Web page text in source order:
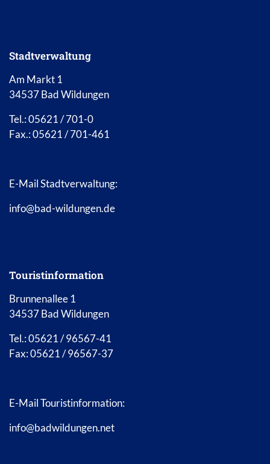
Stadtverwaltung
Am Markt 1
34537 Bad Wildungen
Tel.: 05621 / 701-0
Fax.: 05621 / 701-461
E-Mail Stadtverwaltung:
info@bad-wildungen.de
Touristinformation
Brunnenallee 1
34537 Bad Wildungen
Tel.: 05621 / 96567-41
Fax: 05621 / 96567-37
E-Mail Touristinformation:
info@badwildungen.net